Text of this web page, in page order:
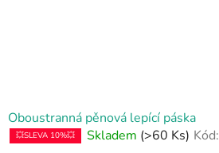
Oboustranná pěnová lepící páska
💥SLEVA 10%💥 Skladem (>60 Ks) Kód: